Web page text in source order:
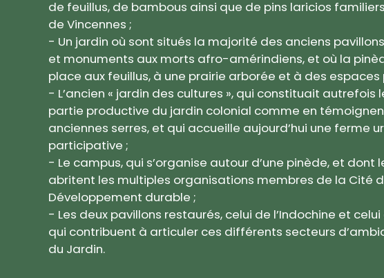
de feuillus, de bambous ainsi que de pins laricios
de Vincennes ;
- Un jardin où sont situés la majorité des anciens
et monuments aux morts afro-amérindiens, et où la
place aux feuillus, à une prairie arborée et à des espaces
- L’ancien « jardin des cultures », qui constituait
partie productive du jardin colonial comme en
anciennes serres, et qui accueille aujourd’hui une ferme
participative ;
- Le campus, qui s’organise autour d’une pinède, et dont
abritent les multiples organisations membres de la Cité
Développement durable ;
- Les deux pavillons restaurés, celui de l’Indochine et celui
qui contribuent à articuler ces différents secteurs
du Jardin.